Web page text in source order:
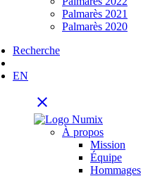
Palmarès 2021
Palmarès 2020
Recherche
EN
close
À propos
Mission
Équipe
Hommages